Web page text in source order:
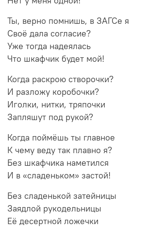
Ты, верно помнишь, в ЗАГСе я
Своё дала согласие?
Уже тогда надеялась
Что шкафчик будет мой!
Когда раскрою створочки?
И разложу коробочки?
Иголки, нитки, тряпочки
Запляшут под рукой?
Когда поймёшь ты главное
К чему веду так плавно я?
Без шкафчика наметился
И в «сладеньком» застой!
Без сладенькой затейницы
Заядлой рукодельницы
Её десертной ложечки